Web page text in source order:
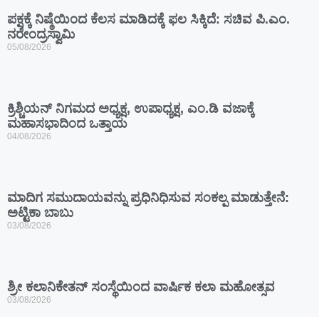
ಪಕ್ಷಕ್ಕೆ ನಿಷ್ಠೆಯಿಂದ ಕೆಲಸ ಮಾಡಿದಕ್ಕೆ ಫಲ ಸಿಕ್ಕಿದೆ: ಸಚಿವ ಪಿ.ಎಂ.
ನರೇಂದ್ರಸ್ವಾಮಿ
05/08/2026
ಕ್ರಿಶ್ಚಿಯನ್ ನಿಗಮದ ಅಧ್ಯಕ್ಷ, ಉಪಾಧ್ಯಕ್ಷ, ಎಂ.ಡಿ ವಜಾಕ್ಕೆ
ಮಹಾಸಭಾದಿಂದ ಒತ್ತಾಯ
04/08/2026
ಮಾದಿಗ ಸಮುದಾಯವನ್ನು ಪ್ರಧಿನಿಧಿಸುವ ಸಂಕಲ್ಪ ಮಾಡುತ್ತೇನೆ:
ಅಟ್ಟಿಕಾ ಬಾಬು
03/08/2026
ಶ್ರೀ ಕಲಾನಿಕೇತನ್ ಸಂಸ್ಥೆಯಿಂದ ವಾರ್ಷಿಕ ಕಲಾ ಮಹೋತ್ಸವ
03/08/2026